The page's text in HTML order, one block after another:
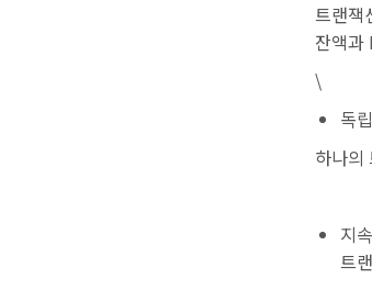
트랜잭
잔액과
\
독
하나의
지
트